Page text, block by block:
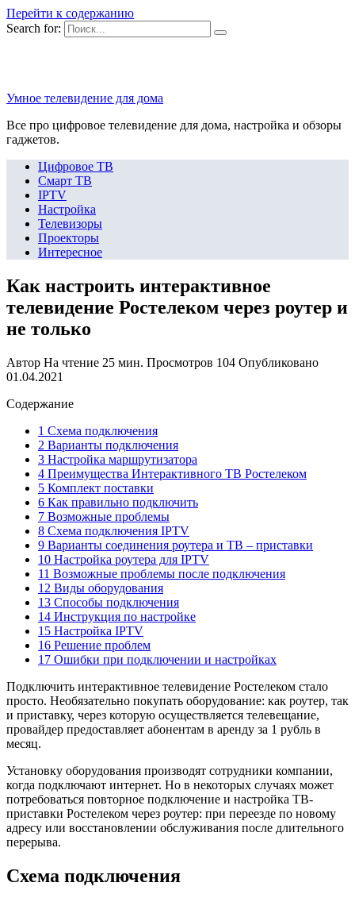
Перейти к содержанию
Search for:
Умное телевидение для дома
Все про цифровое телевидение для дома, настройка и обзоры
гаджетов.
Цифровое ТВ
Смарт ТВ
IPTV
Настройка
Телевизоры
Проекторы
Интересное
Как настроить интерактивное
телевидение Ростелеком через роутер и
не только
Автор На чтение 25 мин. Просмотров 104 Опубликовано
01.04.2021
Содержание
1 Схема подключения
2 Варианты подключения
3 Настройка маршрутизатора
4 Преимущества Интерактивного ТВ Ростелеком
5 Комплект поставки
6 Как правильно подключить
7 Возможные проблемы
8 Схема подключения IPTV
9 Варианты соединения роутера и ТВ – приставки
10 Настройка роутера для IPTV
11 Возможные проблемы после подключения
12 Виды оборудования
13 Способы подключения
14 Инструкция по настройке
15 Настройка IPTV
16 Решение проблем
17 Ошибки при подключении и настройках
Подключить интерактивное телевидение Ростелеком стало
просто. Необязательно покупать оборудование: как роутер, так
и приставку, через которую осуществляется телевещание,
провайдер предоставляет абонентам в аренду за 1 рубль в
месяц.
Установку оборудования производят сотрудники компании,
когда подключают интернет. Но в некоторых случаях может
потребоваться повторное подключение и настройка ТВ-
приставки Ростелеком через роутер: при переезде по новому
адресу или восстановлении обслуживания после длительного
перерыва.
Схема подключения